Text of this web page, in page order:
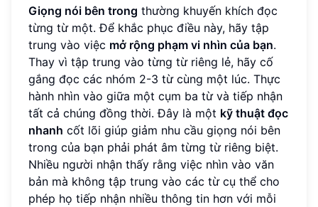
Giọng nói bên trong thường khuyến khích đọc
từng từ một. Để khắc phục điều này, hãy tập
trung vào việc mở rộng phạm vi nhìn của bạn.
Thay vì tập trung vào từng từ riêng lẻ, hãy cố
gắng đọc các nhóm 2-3 từ cùng một lúc. Thực
hành nhìn vào giữa một cụm ba từ và tiếp nhận
tất cả chúng đồng thời. Đây là một kỹ thuật đọc
nhanh cốt lõi giúp giảm nhu cầu giọng nói bên
trong của bạn phải phát âm từng từ riêng biệt.
Nhiều người nhận thấy rằng việc nhìn vào văn
bản mà không tập trung vào các từ cụ thể cho
phép họ tiếp nhận nhiều thông tin hơn với mỗi